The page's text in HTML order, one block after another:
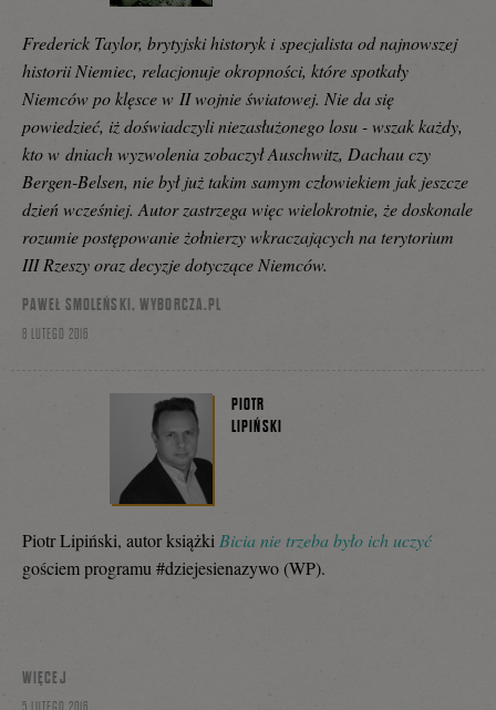
Frederick Taylor, brytyjski historyk i specjalista od najnowszej
historii Niemiec, relacjonuje okropności, które spotkały
Niemców po klęsce w II wojnie światowej. Nie da się
powiedzieć, iż doświadczyli niezasłużonego losu - wszak każdy,
kto w dniach wyzwolenia zobaczył Auschwitz, Dachau czy
Bergen-Belsen, nie był już takim samym człowiekiem jak jeszcze
dzień wcześniej. Autor zastrzega więc wielokrotnie, że doskonale
rozumie postępowanie żołnierzy wkraczających na terytorium
III Rzeszy oraz decyzje dotyczące Niemców.
PAWEŁ SMOLEŃSKI, WYBORCZA.PL
8 LUTEGO 2016
PIOTR
LIPIŃSKI
Piotr Lipiński, autor książki Bicia nie trzeba było ich uczyć
gościem programu #dziejesienazywo (WP).
WIĘCEJ
5 LUTEGO 2016